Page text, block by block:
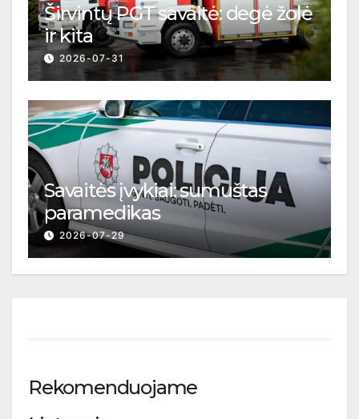
Širvintų PGT savaitė: degė žolė
ir kita
2026-07-31
Savaitės įvykiai: sumuštas
paramedikas
2026-07-29
Rekomenduojame